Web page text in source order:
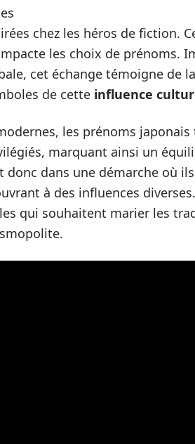
chez les héros de fiction.
les choix de prénoms.
cet échange témoigne de
de cette influence
les prénoms
marquant ainsi un
donc dans une démarche où
à des influences
qui souhaitent marier les